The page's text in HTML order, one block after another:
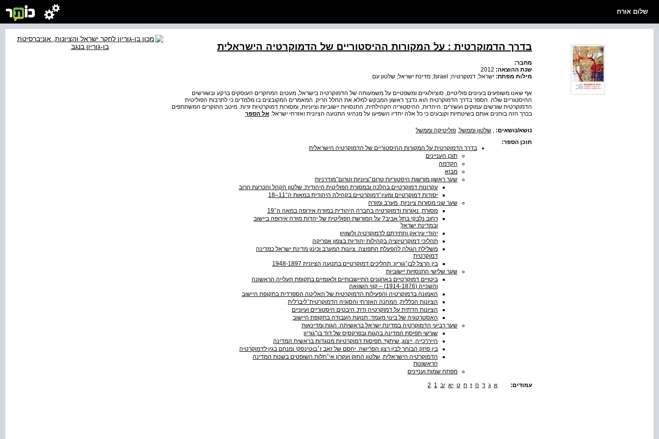
שלום אורח
בדרך הדמוקרטית : על המקורות ההיסטוריים של הדמוקרטיה הישראלית
מחבר:
שנת ההוצאה:
מילות מפתח: ישראל; דמוקרטיה; Israel; מדינת ישראל; שלטון עם
אף שאנו משופעים בעיונים פוליטיים, סוציולוגיים ומשפטיים על משמעותה של הדמוקרטיה בישראל, מעטים המחקרים העוסקים ברקע ובשורשים
ההיסטוריים שלה. הספר בדרך הדמוקרטית הוא נדבך ראשון המבקש למלא את החלל הריק. המאמרים המקובצים בו מלמדים כי לתרבות הפוליטית
הדמוקרטית שורשים עמוקים ועשירים: היהדות, ההיסטוריה הקהילתית, התנסויות יישוביות וציוניות, ומסורות דמוקרטיות זרות. מיטב החוקרים המשתתפים
בכרך הזה בוחנים אותם בשיטתיות וקובעים כי כל אלה יחדיו השפיעו על מנהיגי התנועה הציונית ואזרחי ישראל. אל הספר
נושא/נושאים: שלטון וממשל פוליטיקה וממשל
תוכן הספר:
בדרך הדמוקרטית על המקורות ההיסטוריים של הדמוקרטיה הישראלית
תוכן העניינים
הקדמה
מבוא
שער ראשון מורשות היסטוריות טרום־ציוניות וטרום־מודרניות
עקרונות דמוקרטיים בהלכה ובמסורת הפוליטית היהודית: שלטון הקהל והכרעת הרוב
יסודות דמוקרטיים ומעין־דמוקרטיים בקהילה היהודית במאות ה־11–18
שער שני מסורות ציוניות, מערב ומזרח
מסורת, נאורות ודמוקרטיה בחברה היהודית במזרח אירופה במאה ה־19
רחוב נלבקי בתל אביב? על המורשת הפוליטית של יהדות מזרח אירופה ביישוב
ובמדינת ישראל
יהודי עיראק וחתירתם לדמוקרטיה ולשוויון
תהליכי דמוקרטיזציה בקהילות יהודיות בצפון אפריקה
משלילת הגולה להפעלת התפוצה: ציונות המערב וכינון מדינת ישראל כמדינה
דמוקרטית
בין הרצל לבן־גוריון: תהליכים דמוקרטיים בתנועה הציונית 1948-1897
שער שלישי התנסויות יישוביות
ביטויים דמוקרטיים בארגונים התיישבותיים ולאומיים בתקופת העלייה הראשונה
והשנייה (1914-1876) – קווי השוואה
האמונה בדמוקרטיה והפעילות הדמוקרטית של האליטה הספרדית בתקופת היישוב
הציונות הכללית, המחנה האזרחי והסוגיה הדמוקרטית־ליברלית
הציונות הדתית על דמוקרטיה ודת: היבטים היסטוריים ועיוניים
האסטרטגיה של בינוי מעמד: תנועת העבודה בתקופת היישוב
שער רביעי הדמוקרטיה במדינת ישראל בראשיתה: הגות ומדינאות
שורשי תפיסת המדינה בהגות ובפרקסיס של דוד בן־גוריון
הייררכייה, ייצוג, שיתוף: תפיסות דמוקרטיות מנוגדות בראשית המדינה
בין פתק הבוחר לבין רצון הפרישה: יחסם של זאב ז׳בוטינסקי ומנחם בגין לדמוקרטיה
הדמוקרטיה הישראלית, שלטון החוק ועקרון אי־תלות השופטים בשנות המדינה
הראשונות
מפתח שמות ועניינים
עמודים: א ג ד ה ז ח ט יא יב 1
2